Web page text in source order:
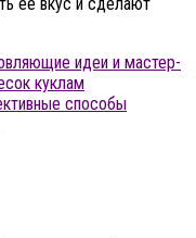
ее вкус и сделают
идеи и мастер-
куклам
способы